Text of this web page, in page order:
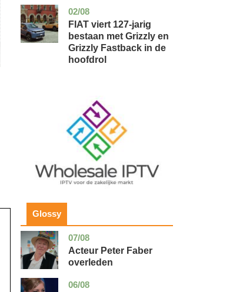
02/08
auto
FIAT viert 127-jarig
bestaan met Grizzly en
Grizzly Fastback in de
hoofdrol
Glossy
07/08
noord-
holland
glossy
Acteur Peter Faber
overleden
06/08
noord-
glossy